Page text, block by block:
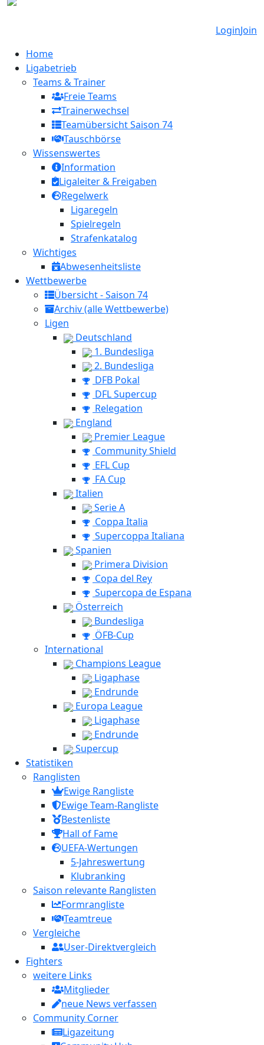
LoginJoin
Home
Ligabetrieb
Teams & Trainer
Freie Teams
Trainerwechsel
Teamübersicht Saison 74
Tauschbörse
Wissenswertes
Information
Ligaleiter & Freigaben
Regelwerk
Ligaregeln
Spielregeln
Strafenkatalog
Wichtiges
Abwesenheitsliste
Wettbewerbe
Übersicht - Saison 74
Archiv (alle Wettbewerbe)
Ligen
Deutschland
1. Bundesliga
2. Bundesliga
DFB Pokal
DFL Supercup
Relegation
England
Premier League
Community Shield
EFL Cup
FA Cup
Italien
Serie A
Coppa Italia
Supercoppa Italiana
Spanien
Primera Division
Copa del Rey
Supercopa de Espana
Österreich
Bundesliga
ÖFB-Cup
International
Champions League
Ligaphase
Endrunde
Europa League
Ligaphase
Endrunde
Supercup
Statistiken
Ranglisten
Ewige Rangliste
Ewige Team-Rangliste
Bestenliste
Hall of Fame
UEFA-Wertungen
5-Jahreswertung
Klubranking
Saison relevante Ranglisten
Formrangliste
Teamtreue
Vergleiche
User-Direktvergleich
Fighters
weitere Links
Mitglieder
neue News verfassen
Community Corner
Ligazeitung